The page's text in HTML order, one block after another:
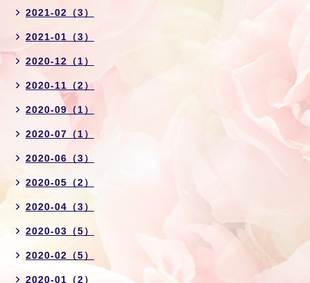
2021-02（3）
2021-01（3）
2020-12（1）
2020-11（2）
2020-09（1）
2020-07（1）
2020-06（3）
2020-05（2）
2020-04（3）
2020-03（5）
2020-02（5）
2020-01（2）